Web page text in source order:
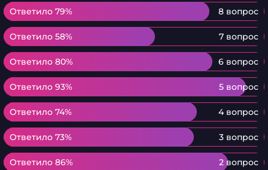
Ответило 79% 8 вопрос
Ответило 79%
Ответило 58% 7 вопрос
Ответило 58%
Ответило 80% 6 вопрос
Ответило 80%
Ответило 93% 5 вопрос
Ответило 93%
Ответило 74% 4 вопрос
Ответило 74%
Ответило 73% 3 вопрос
Ответило 73%
Ответило 86% 2 вопрос
Ответило 86%